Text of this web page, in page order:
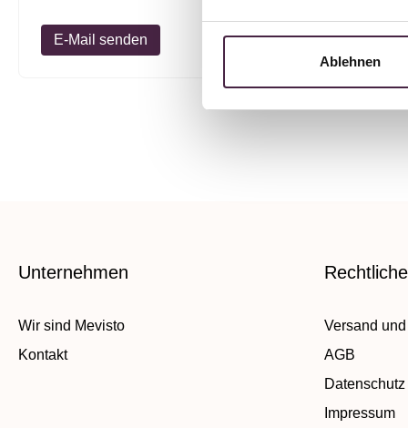
Ablehnen
E-Mail senden E-Mail
Unternehmen
Wir sind Mevisto
Kontakt
Versand
AGB
Datenschutz
Impressum